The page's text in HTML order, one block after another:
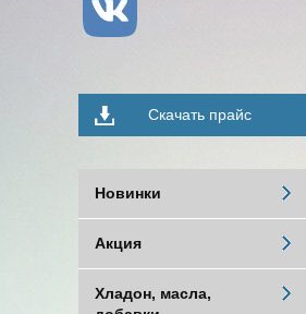
Скачать прайс
Новинки
Акция
Хладон, масла,